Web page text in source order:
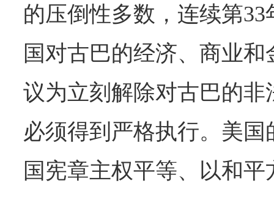
的压倒性多数，连续第
国对古巴的经济、商业
议为立刻解除对古巴的
必须得到严格执行。美
国宪章主权平等、以和